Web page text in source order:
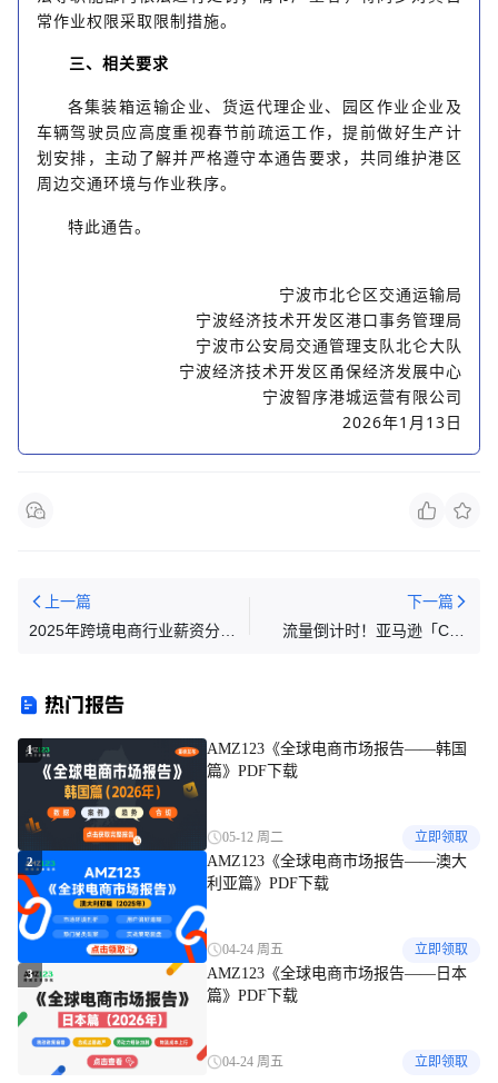
常作业权限采取限制措施。
三、相关要求
各集装箱运输企业、货运代理企业、园区作业企业及
车辆驾驶员应高度重视春节前疏运工作，提前做好生产计
划安排，主动了解并严格遵守本通告要求，共同维护港区
周边交通环境与作业秩序。
特此通告。
宁波市北仑区交通运输局
宁波经济技术开发区港口事务管理局
宁波市公安局交通管理支队北仑大队
宁波经济技术开发区甬保经济发展中心
宁波智序港城运营有限公司
2026年1月13日
上一篇
2025年跨境电商行业薪资分析
下一篇
流量倒计时！亚马逊「CPF
热门报告
1
AMZ123《全球电商市场报告——韩国
篇》PDF下载
05-12 周二 立即领取
2
AMZ123《全球电商市场报告——澳大
利亚篇》PDF下载
04-24 周五 立即领取
3
AMZ123《全球电商市场报告——日本
篇》PDF下载
04-24 周五 立即领取